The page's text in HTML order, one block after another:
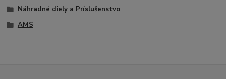
Náhradné diely a Príslušenstvo
AMS